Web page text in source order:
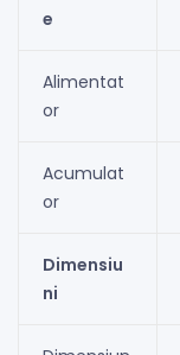
e
Alimentat
or
Acumulat
or
Dimensiu
ni